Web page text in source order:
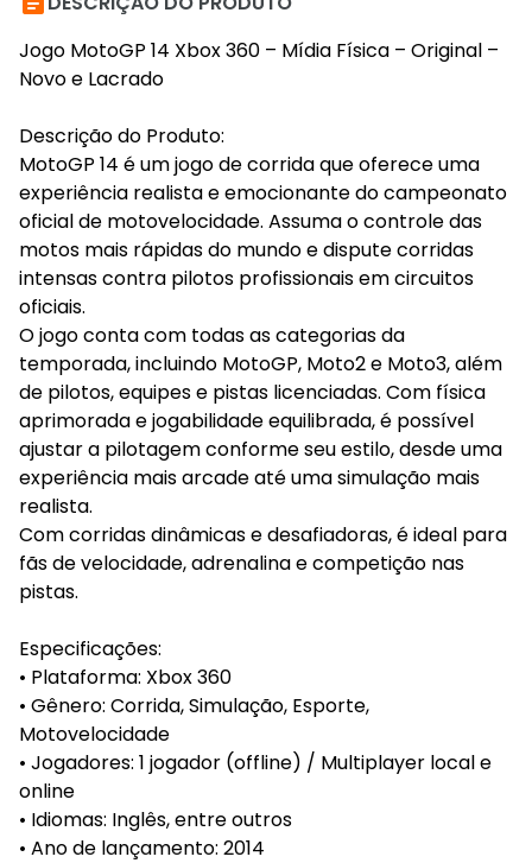
Jogo MotoGP 14 Xbox 360 – Mídia Física – Original –
Novo e Lacrado
Descrição do Produto:
MotoGP 14 é um jogo de corrida que oferece uma
experiência realista e emocionante do campeonato
oficial de motovelocidade. Assuma o controle das
motos mais rápidas do mundo e dispute corridas
intensas contra pilotos profissionais em circuitos
oficiais.
O jogo conta com todas as categorias da
temporada, incluindo MotoGP, Moto2 e Moto3, além
de pilotos, equipes e pistas licenciadas. Com física
aprimorada e jogabilidade equilibrada, é possível
ajustar a pilotagem conforme seu estilo, desde uma
experiência mais arcade até uma simulação mais
realista.
Com corridas dinâmicas e desafiadoras, é ideal para
fãs de velocidade, adrenalina e competição nas
pistas.
Especificações:
• Plataforma: Xbox 360
• Gênero: Corrida, Simulação, Esporte,
Motovelocidade
• Jogadores: 1 jogador (offline) / Multiplayer local e
online
• Idiomas: Inglês, entre outros
• Ano de lançamento: 2014